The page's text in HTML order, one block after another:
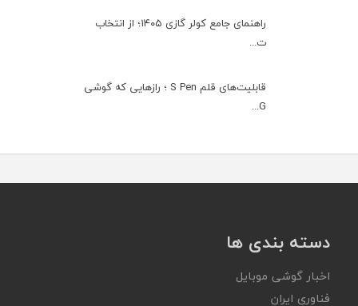
راهنمای جامع کولر گازی ۱۴۰۵؛ از انتخاب
ت...
قابلیت‌های قلم S Pen ؛ رازهایی که گوشی
G...
دسته بندی ها
اخبار گوشی موبایل
فناوری ایران